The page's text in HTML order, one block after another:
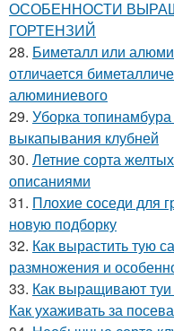
ОСОБЕННОСТИ
ГОРТЕНЗИЙ
28. Биметалл или
отличается
алюминиевого
29. Уборка
выкапывания клубней
30. Летние сорта
описаниями
31. Плохие соседи для
новую подборку
32. Как вырастить тую
размножения и
33. Как выращивают
Как ухаживать за